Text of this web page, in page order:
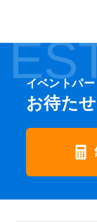
イベントパ
お待た